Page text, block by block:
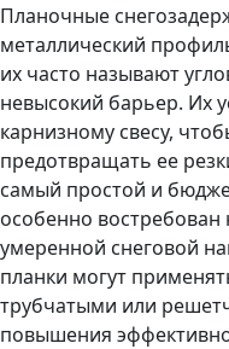
Планочные
металлический
их часто называют
невысокий барьер. Их
карнизному свесу,
предотвращать ее
самый простой и
особенно востребован
умеренной снеговой
планки могут
трубчатыми или
повышения